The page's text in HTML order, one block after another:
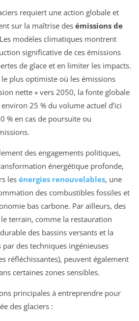
requiert une action globale et
sur la maîtrise des émissions de
modèles climatiques montrent
significative de ces émissions
de glace et en limiter les impacts.
plus optimiste où les émissions
nette » vers 2050, la fonte globale
25 % du volume actuel d’ici
% en cas de poursuite ou
des engagements politiques,
énergétique profonde,
les énergies renouvelables, une
des combustibles fossiles et
bas carbone. Par ailleurs, des
terrain, comme la restauration
des bassins versants et la
des techniques ingénieuses
réfléchissantes), peuvent également
certaines zones sensibles.
principales à entreprendre pour
des glaciers :